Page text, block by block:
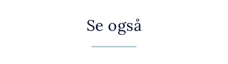
Se også